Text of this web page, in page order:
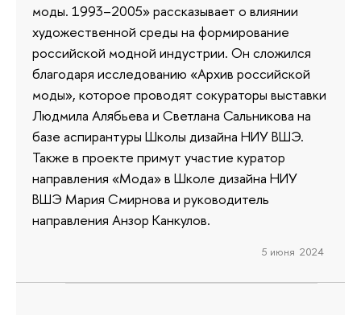
моды. 1993–2005» рассказывает о влиянии
художественной среды на формирование
российской модной индустрии. Он сложился
благодаря исследованию «Архив российской
моды», которое проводят сокураторы выставки
Людмила Алябьева и Светлана Сальникова на
базе аспирантуры Школы дизайна НИУ ВШЭ.
Также в проекте примут участие куратор
направления «Мода» в Школе дизайна НИУ
ВШЭ Мария Смирнова и руководитель
направления Анзор Канкулов.
5 июня 2024